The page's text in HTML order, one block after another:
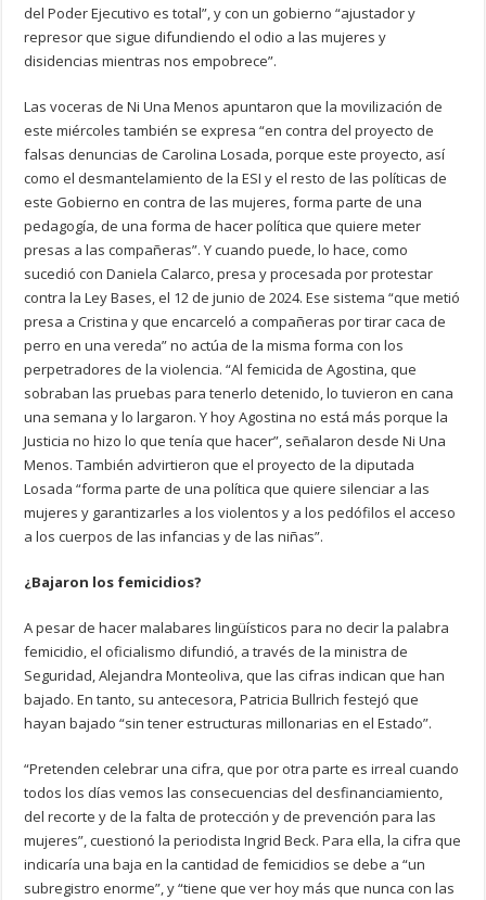
del Poder Ejecutivo es total”, y con un gobierno “ajustador y
represor que sigue difundiendo el odio a las mujeres y
disidencias mientras nos empobrece”.
Las voceras de Ni Una Menos apuntaron que la movilización de
este miércoles también se expresa “en contra del proyecto de
falsas denuncias de Carolina Losada, porque este proyecto, así
como el desmantelamiento de la ESI y el resto de las políticas de
este Gobierno en contra de las mujeres, forma parte de una
pedagogía, de una forma de hacer política que quiere meter
presas a las compañeras”. Y cuando puede, lo hace, como
sucedió con Daniela Calarco, presa y procesada por protestar
contra la Ley Bases, el 12 de junio de 2024. Ese sistema “que metió
presa a Cristina y que encarceló a compañeras por tirar caca de
perro en una vereda” no actúa de la misma forma con los
perpetradores de la violencia. “Al femicida de Agostina, que
sobraban las pruebas para tenerlo detenido, lo tuvieron en cana
una semana y lo largaron. Y hoy Agostina no está más porque la
Justicia no hizo lo que tenía que hacer”, señalaron desde Ni Una
Menos. También advirtieron que el proyecto de la diputada
Losada “forma parte de una política que quiere silenciar a las
mujeres y garantizarles a los violentos y a los pedófilos el acceso
a los cuerpos de las infancias y de las niñas”.
¿Bajaron los femicidios?
A pesar de hacer malabares lingüísticos para no decir la palabra
femicidio, el oficialismo difundió, a través de la ministra de
Seguridad, Alejandra Monteoliva, que las cifras indican que han
bajado. En tanto, su antecesora, Patricia Bullrich festejó que
hayan bajado “sin tener estructuras millonarias en el Estado”.
“Pretenden celebrar una cifra, que por otra parte es irreal cuando
todos los días vemos las consecuencias del desfinanciamiento,
del recorte y de la falta de protección y de prevención para las
mujeres”, cuestionó la periodista Ingrid Beck. Para ella, la cifra que
indicaría una baja en la cantidad de femicidios se debe a “un
subregistro enorme”, y “tiene que ver hoy más que nunca con las